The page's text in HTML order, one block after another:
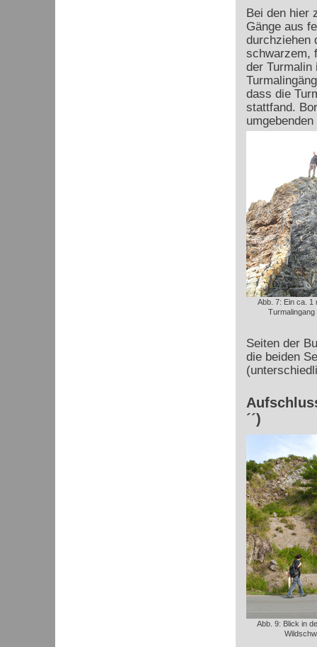
Bei den hier
Gänge aus
durchziehen
schwarzem,
der Turmalin
dass die
stattfand.
Abb. 7: Ein ca. 1
Turmalingang
Seiten der
die beiden
´´)
Abb. 9: Blick in